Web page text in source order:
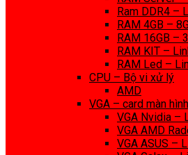
Ram DDR4 –
RAM 4GB –
RAM 16GB –
RAM KIT –
RAM Led –
CPU – Bộ vi xử lý
AMD
VGA – card màn hình
VGA Nvidia –
VGA AMD
VGA ASUS –